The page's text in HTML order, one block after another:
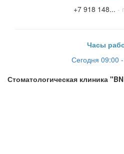
+7 918 148... -
Часы
Сегодня 09:00
Стоматологическая клиника